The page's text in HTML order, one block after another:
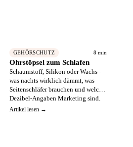
GEHÖRSCHUTZ 8 min
Ohrstöpsel zum Schlafen
Schaumstoff, Silikon oder Wachs -
was nachts wirklich dämmt, was
Seitenschläfer brauchen und welche
Dezibel-Angaben Marketing sind.
Artikel lesen →